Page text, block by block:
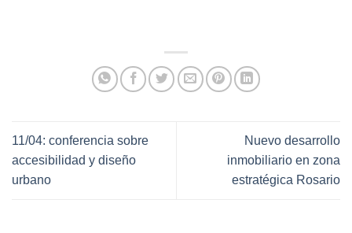
11/04: conferencia sobre
accesibilidad y diseño
urbano
Nuevo desarrollo
inmobiliario en zona
estratégica Rosario